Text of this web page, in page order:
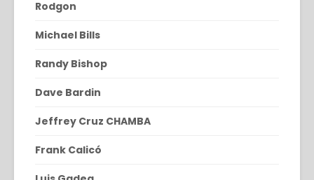
Rodgon
Michael Bills
Randy Bishop
Dave Bardin
Jeffrey Cruz CHAMBA
Frank Calicó